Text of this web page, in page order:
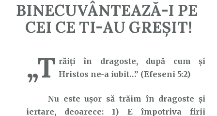
BINECUVÂNTEAZĂ-I PE
CEI CE TI-AU GREȘIT!
„T răiţi în dragoste, după cum şi
Hristos ne-a iubit…” (Efeseni 5:2)
Nu este ușor să trăim în dragoste și
iertare, deoarece: 1) E împotriva firii